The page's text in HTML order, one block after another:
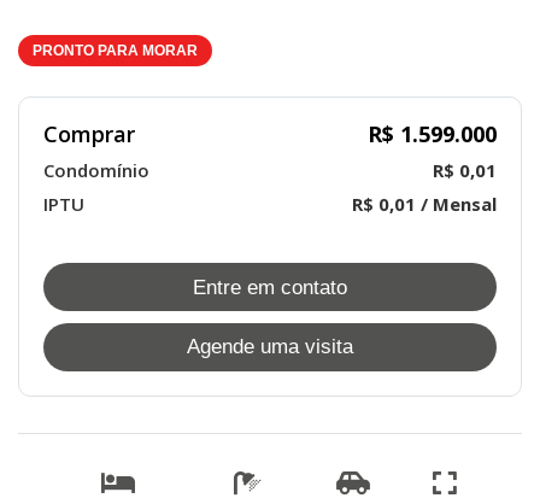
PRONTO PARA MORAR
Comprar R$ 1.599.000
Condomínio
R$ 0,01
IPTU
R$ 0,01 / Mensal
Entre em contato
Agende uma visita